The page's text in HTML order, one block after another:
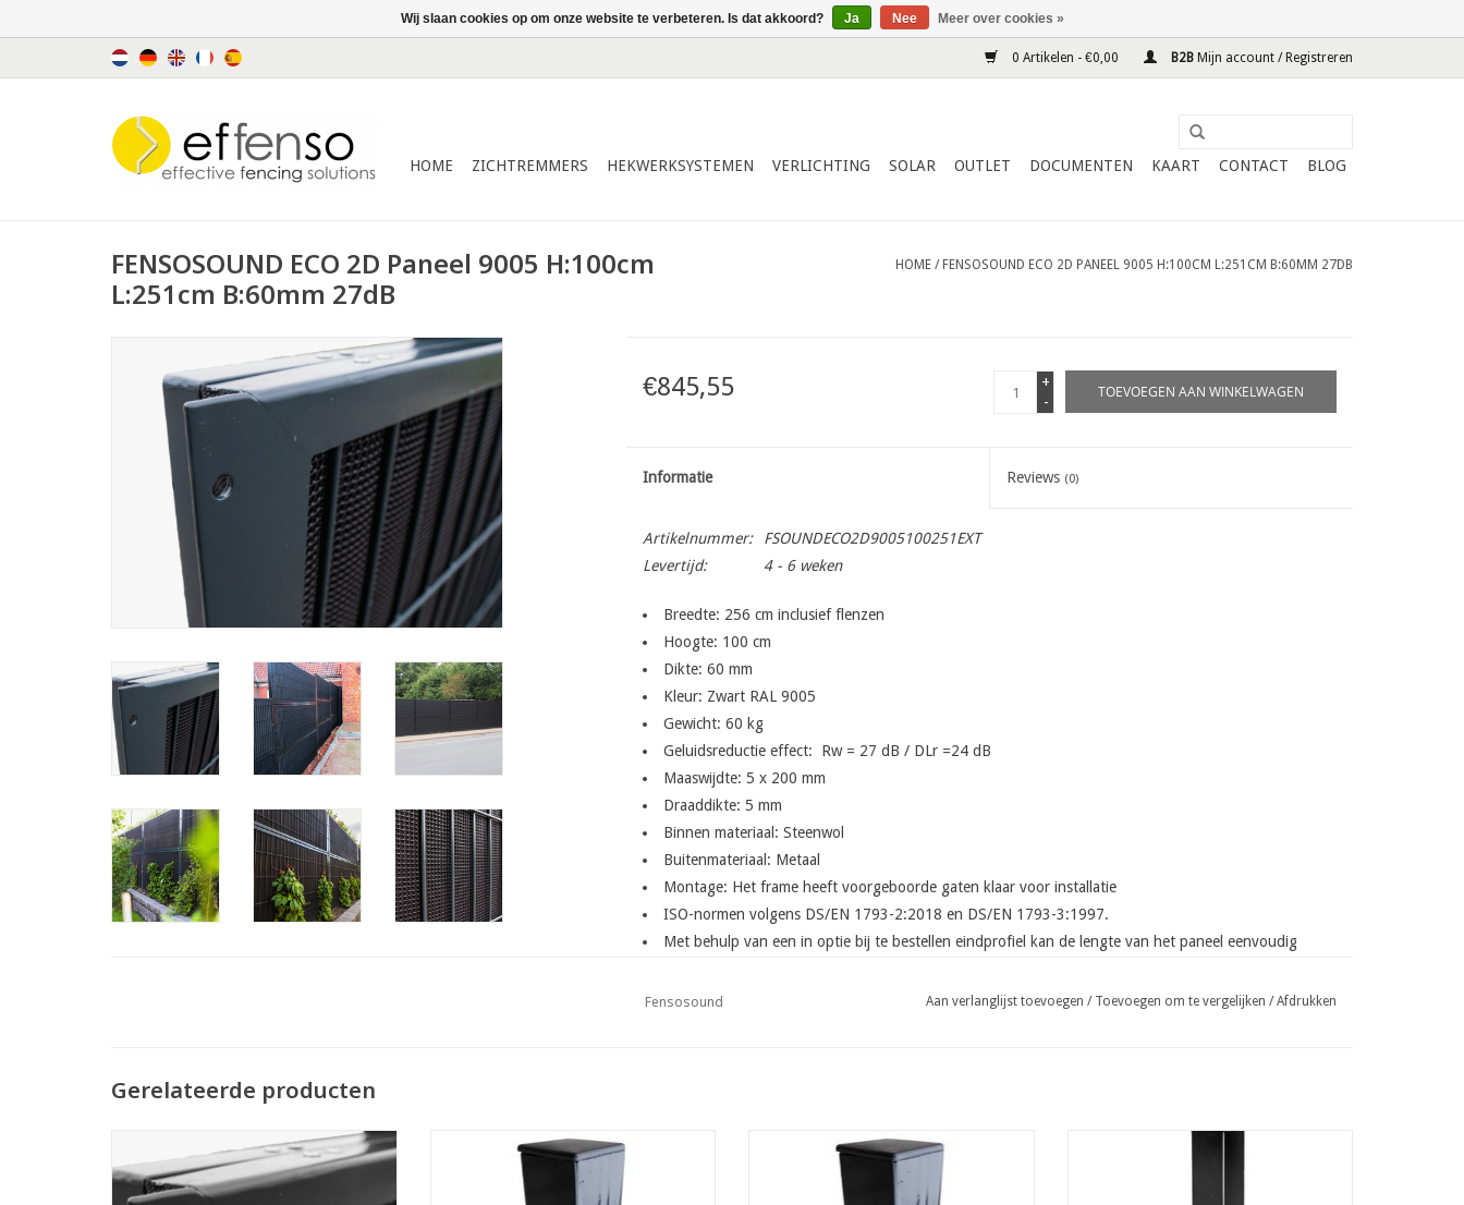
0 Artikelen - €0,00 B2B Mijn account / Registreren
HOME ZICHTREMMERS HEKWERKSYSTEMEN VERLICHTING SOLAR OUTLET DOCUMENTEN KAART CONTACT BLOG
FENSOSOUND ECO 2D Paneel 9005 H:100cm
L:251cm B:60mm 27dB
HOME / FENSOSOUND ECO 2D PANEEL 9005 H:100CM L:251CM B:60MM 27DB
€845,55
+
-
TOEVOEGEN AAN WINKELWAGEN
Informatie Reviews (0)
Artikelnummer:
FSOUNDECO2D9005100251EXT
Levertijd:
4 - 6 weken
Breedte: 256 cm inclusief flenzen
Hoogte: 100 cm
Dikte: 60 mm
Kleur: Zwart RAL 9005
Gewicht: 60 kg
Geluidsreductie effect: Rw = 27 dB / DLr =24 dB
Maaswijdte: 5 x 200 mm
Draaddikte: 5 mm
Binnen materiaal: Steenwol
Buitenmateriaal: Metaal
Montage: Het frame heeft voorgeboorde gaten klaar voor installatie
ISO-normen volgens DS/EN 1793-2:2018 en DS/EN 1793-3:1997.
Met behulp van een in optie bij te bestellen eindprofiel kan de lengte van het paneel eenvoudig
Fensosound Aan verlanglijst toevoegen / Toevoegen om te vergelijken /Afdrukken
Gerelateerde producten
FENSOSOUND ECO 2D Paneel 9005 H:80cm
L:251cm B:60mm 27db
TOEVOEGEN AAN WINKELWAGEN
FENSOSOUND ECO 2D Paal 9005 60x60
L:300 cm
TOEVOEGEN AAN WINKELWAGEN
FENSOSOUND ECO 2D Paal 9005 60x60
L:350 cm
TOEVOEGEN AAN WINKELWAGEN
Wij slaan cookies op om onze website te verbeteren. Is dat akkoord? Ja Nee Meer over cookies »